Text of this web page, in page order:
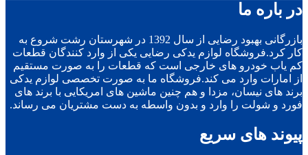
در باره ما
بازرگانی بهبود رضایی از سال 1392 در شهرستان رشت شروع به
کار کرد.فروشگاه لوازم یدکی رضایی یکی از وارد کنندگان قطعات
کم یاب خودرو های خارجی است که قطعات را به صورت مستقیم
از امارات وارد می کند.فروشگاه ما به صورت تخصصی لوازم یدکی
برند های نیسان، مزدا و هم چنین ماشین های امریکایی با برند های
فورد و شولت را وارد و بدون واسطه به دست مشتریان می رساند.
پیوند های سریع